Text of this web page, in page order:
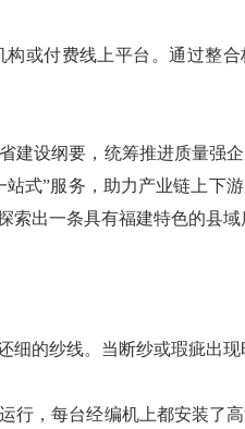
付费线上平台。通过整合
设纲要，统筹推进质量强
式”服务，助力产业链上下
出一条具有福建特色的县域
的纱线。当断纱或瑕疵出现
，每台经编机上都安装了高